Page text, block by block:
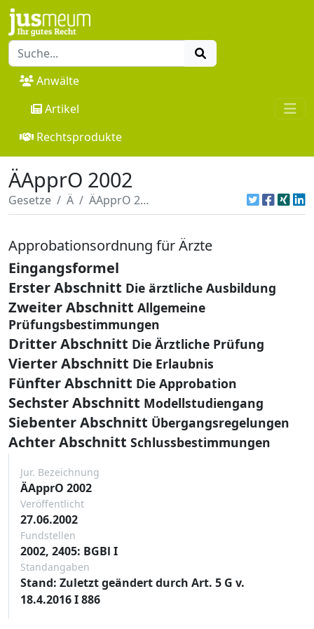
Anwälte
Artikel
Rechtsprodukte
ÄApprO 2002
Gesetze Ä ÄApprO 2002
Approbationsordnung für Ärzte
Eingangsformel
Erster Abschnitt Die ärztliche Ausbildung
Zweiter Abschnitt Allgemeine
Prüfungsbestimmungen
Dritter Abschnitt Die Ärztliche Prüfung
Vierter Abschnitt Die Erlaubnis
Fünfter Abschnitt Die Approbation
Sechster Abschnitt Modellstudiengang
Siebenter Abschnitt Übergangsregelungen
Achter Abschnitt Schlussbestimmungen
Jur. Bezeichnung
ÄApprO 2002
Veröffentlicht
27.06.2002
Fundstellen
2002, 2405: BGBl I
Standangaben
Stand: Zuletzt geändert durch Art. 5 G v.
18.4.2016 I 886